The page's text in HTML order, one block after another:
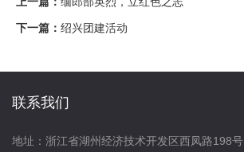
下一篇： 绍兴团建活动
联系我们
地址：浙江省湖州经济技术开发区西凤路198号